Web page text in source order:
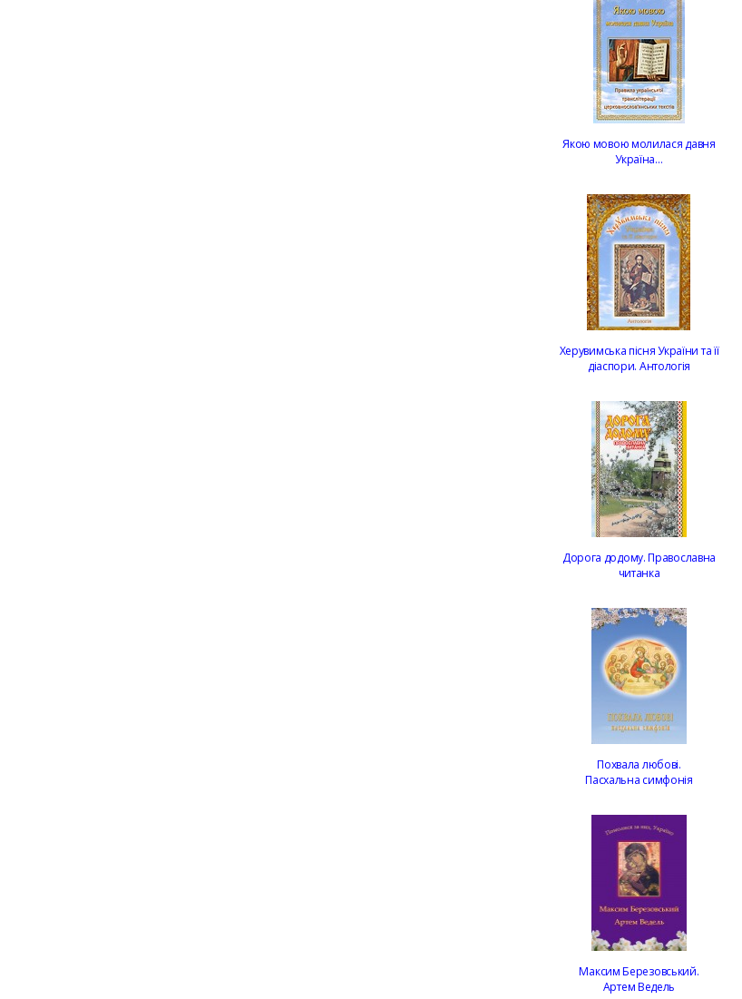
Якою мовою молилася давня
Україна…
Херувимська пісня України та її
діаспори. Антологія
Дорога додому. Православна
читанка
Похвала любові.
Пасхальна симфонія
Максим Березовський.
Артем Ведель